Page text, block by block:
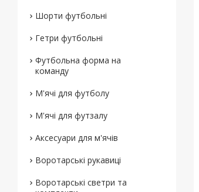
Шорти футбольні
Гетри футбольні
Футбольна форма на
команду
М'ячі для футболу
М'ячі для футзалу
Аксесуари для м'ячів
Воротарські рукавиці
Воротарські светри та